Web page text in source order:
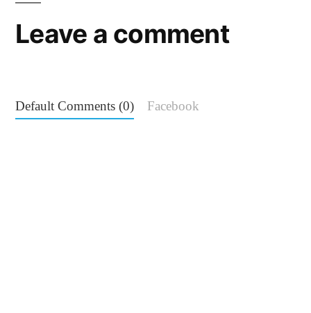
Leave a comment
Default Comments (0) Facebook